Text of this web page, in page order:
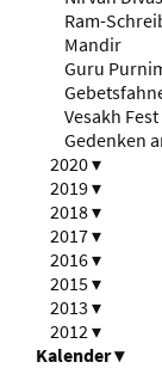
Ram-
Mandir
Guru
Vesakh
Gedenken
2020▾
2019▾
2018▾
2017▾
2016▾
2015▾
2013 ▾
2012 ▾
Kalender▾